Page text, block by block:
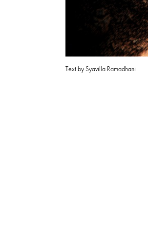
Text by Syavilla Ramadhani